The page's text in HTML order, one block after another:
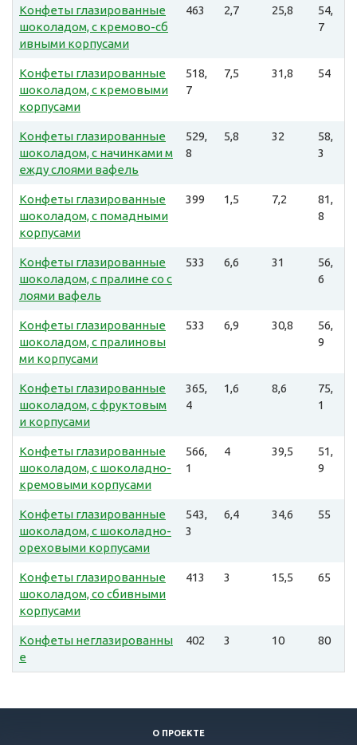
Конфеты глазированные
шоколадом, с кремово-сб
ивными корпусами
463 2,7 25,8
54,
7
Конфеты глазированные
шоколадом, с кремовыми
корпусами
518,
7
7,5 31,8 54
Конфеты глазированные
шоколадом, с начинками м
ежду слоями вафель
529,
8
5,8 32
58,
3
Конфеты глазированные
шоколадом, с помадными
корпусами
399 1,5 7,2
81,
8
Конфеты глазированные
шоколадом, с пралине со с
лоями вафель
533 6,6 31
56,
6
Конфеты глазированные
шоколадом, с пралиновы
ми корпусами
533 6,9 30,8
56,
9
Конфеты глазированные
шоколадом, с фруктовым
и корпусами
365,
4
1,6 8,6
75,
1
Конфеты глазированные
шоколадом, с шоколадно-
кремовыми корпусами
566,
1
4 39,5
51,
9
Конфеты глазированные
шоколадом, с шоколадно-
ореховыми корпусами
543,
3
6,4 34,6 55
Конфеты глазированные
шоколадом, со сбивными
корпусами
413 3 15,5 65
Конфеты неглазированны
е
402 3 10 80
О ПРОЕКТЕ